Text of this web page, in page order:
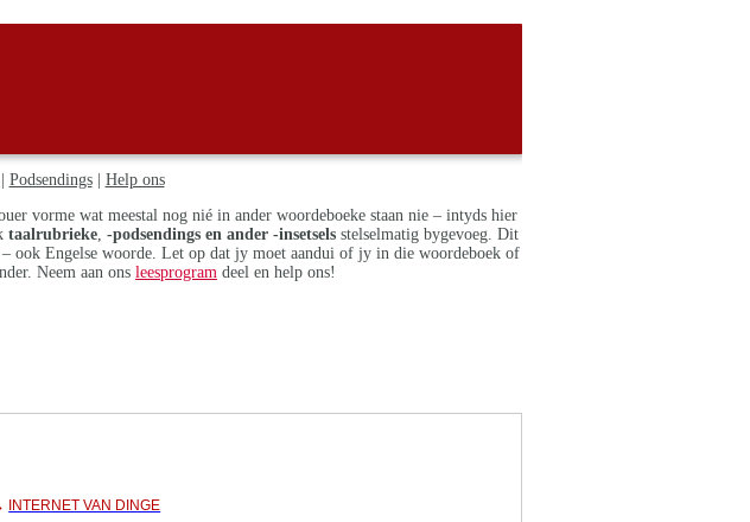
Podsendings| Help ons
ouer vorme wat meestal nog nié in ander woordeboeke staan nie – intyds hier
taalrubrieke -podsendings en ander -insetsels stelselmatig bygevoeg. Dit
ook Engelse woorde. Let op dat jy moet aandui of jy in die woordeboek of
Neem aan ons leesprogram deel en help ons!
INTERNET VAN DINGE